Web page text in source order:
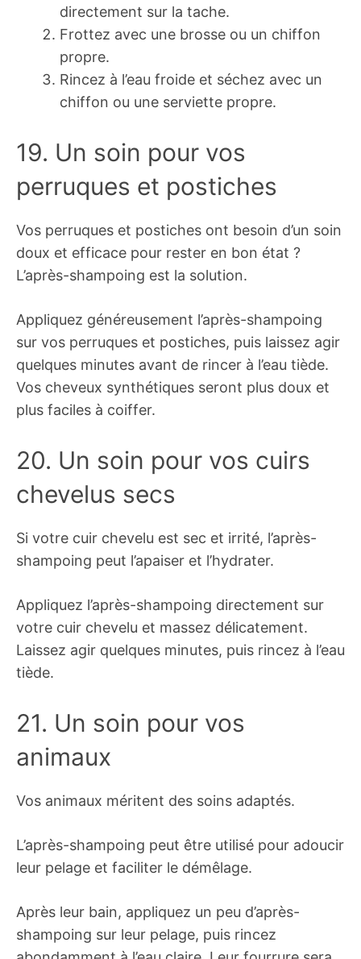
directement sur la tache.
Frottez avec une brosse ou un chiffon
propre.
Rincez à l’eau froide et séchez avec un
chiffon ou une serviette propre.
19. Un soin pour vos
perruques et postiches
Vos perruques et postiches ont besoin d’un soin
doux et efficace pour rester en bon état ?
L’après-shampoing est la solution.
Appliquez généreusement l’après-shampoing
sur vos perruques et postiches, puis laissez agir
quelques minutes avant de rincer à l’eau tiède.
Vos cheveux synthétiques seront plus doux et
plus faciles à coiffer.
20. Un soin pour vos cuirs
chevelus secs
Si votre cuir chevelu est sec et irrité, l’après-
shampoing peut l’apaiser et l’hydrater.
Appliquez l’après-shampoing directement sur
votre cuir chevelu et massez délicatement.
Laissez agir quelques minutes, puis rincez à l’eau
tiède.
21. Un soin pour vos
animaux
Vos animaux méritent des soins adaptés.
L’après-shampoing peut être utilisé pour adoucir
leur pelage et faciliter le démêlage.
Après leur bain, appliquez un peu d’après-
shampoing sur leur pelage, puis rincez